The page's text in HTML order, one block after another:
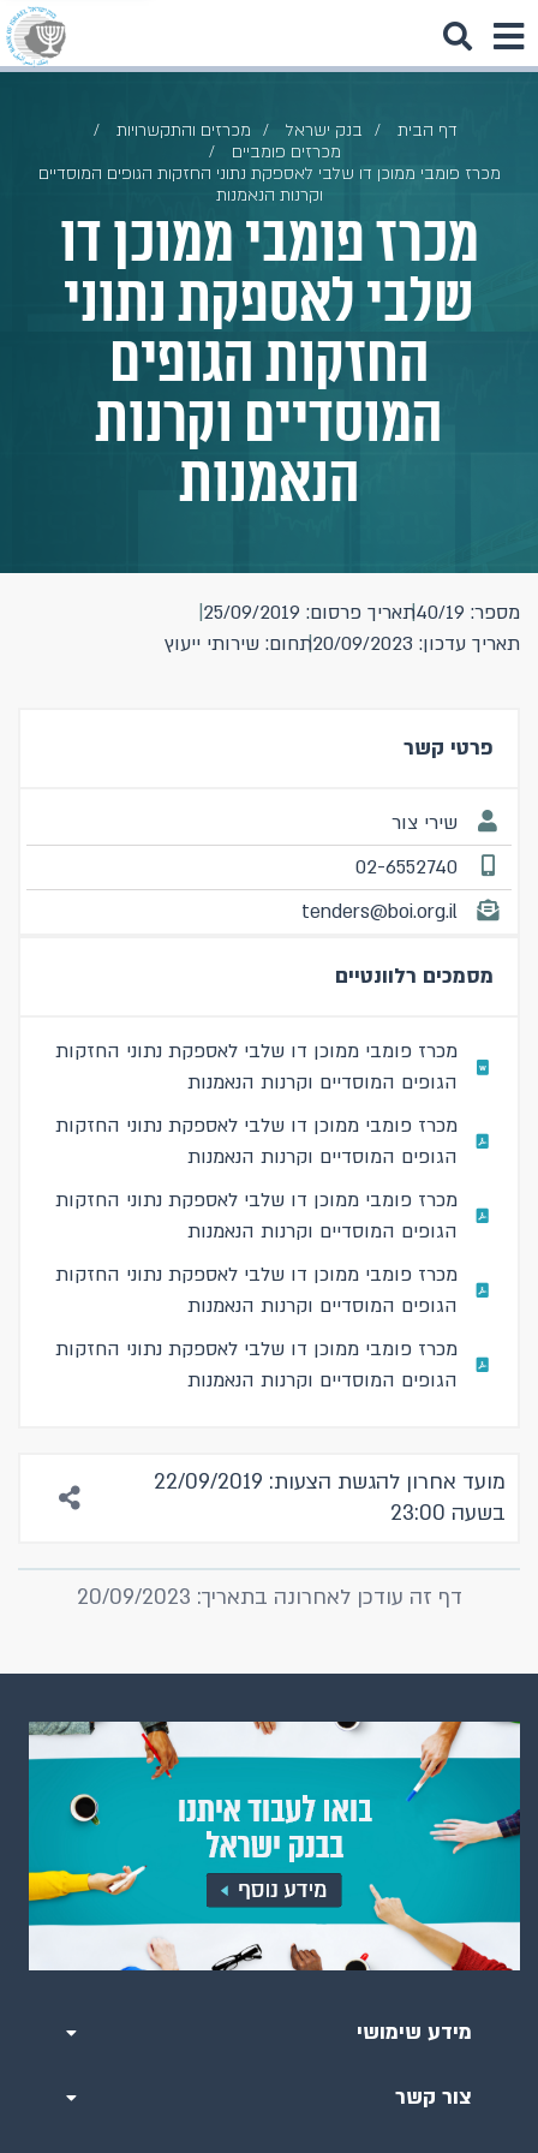
דף הבית בנק ישראל
מכרזים והתקשרויות
מכרזים פומביים
מכרז פומבי ממוכן דו שלבי לאספקת נתוני החזקות הגופים המוסדיים
וקרנות הנאמנות
מכרז פומבי ממוכן דו
שלבי לאספקת נתוני
החזקות הגופים
המוסדיים וקרנות
הנאמנות
מספר: 40/19
תאריך פרסום: 25/09/2019
תאריך עדכון: 20/09/2023
תחום: שירותי ייעוץ
פרטי קשר
שירי צור
02-6552740
tenders@boi.org.il
מסמכים רלוונטיים
מכרז פומבי ממוכן דו שלבי לאספקת נתוני החזקות
הגופים המוסדיים וקרנות הנאמנות
מכרז פומבי ממוכן דו שלבי לאספקת נתוני החזקות
הגופים המוסדיים וקרנות הנאמנות
מכרז פומבי ממוכן דו שלבי לאספקת נתוני החזקות
הגופים המוסדיים וקרנות הנאמנות
מכרז פומבי ממוכן דו שלבי לאספקת נתוני החזקות
הגופים המוסדיים וקרנות הנאמנות
מכרז פומבי ממוכן דו שלבי לאספקת נתוני החזקות
הגופים המוסדיים וקרנות הנאמנות
מועד אחרון להגשת הצעות: 22/09/2019
בשעה 23:00
דף זה עודכן לאחרונה בתאריך: 20/09/2023
מידע שימושי
צור קשר